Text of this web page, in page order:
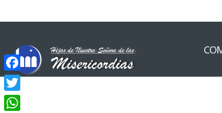
Facebook
Twitter